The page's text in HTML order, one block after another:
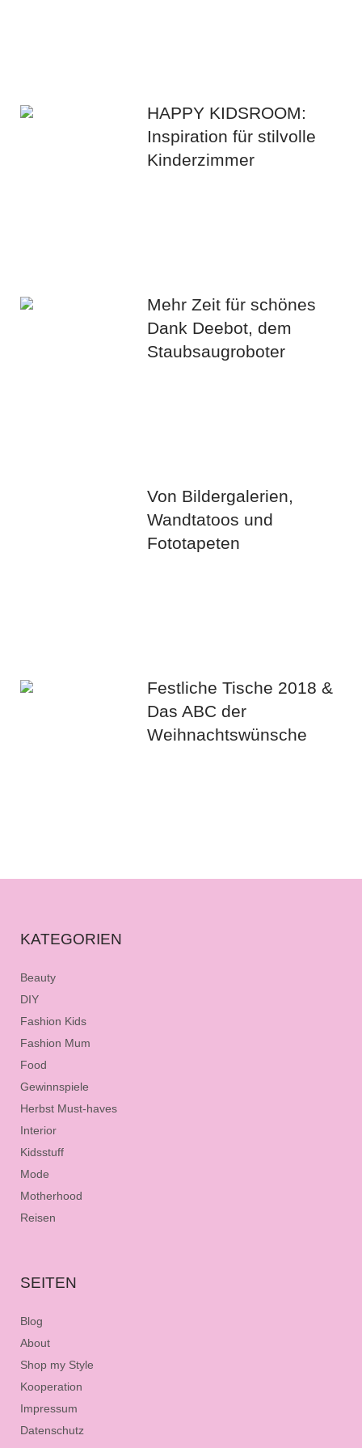
HAPPY KIDSROOM:
Inspiration für stilvolle
Kinderzimmer
Mehr Zeit für schönes
Dank Deebot, dem
Staubsaugroboter
Von Bildergalerien,
Wandtatoos und
Fototapeten
Festliche Tische 2018 &
Das ABC der
Weihnachtswünsche
KATEGORIEN
Beauty
DIY
Fashion Kids
Fashion Mum
Food
Gewinnspiele
Herbst Must-haves
Interior
Kidsstuff
Mode
Motherhood
Reisen
SEITEN
Blog
About
Shop my Style
Kooperation
Impressum
Datenschutz